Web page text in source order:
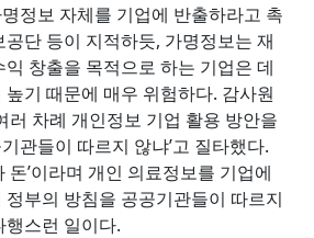
정보 자체를 기업에 반출하라고 촉
단 등이 지적하듯, 가명정보는 재
창출을 목적으로 하는 기업은 데
기 때문에 매우 위험하다. 감사원
러 차례 개인정보 기업 활용 방안을
관들이 따르지 않냐’고 질타했다.
돈’이라며 개인 의료정보를 기업에
부의 방침을 공공기관들이 따르지
스런 일이다.